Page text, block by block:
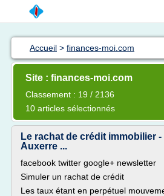
Accueil > finances-moi.com
Site : finances-moi.com
Classement : 19 / 2136
10 articles sélectionnés
Le rachat de crédit immobilier
Auxerre ...
facebook twitter google+ newsletter
Simuler un rachat de crédit
Les taux étant en perpétuel